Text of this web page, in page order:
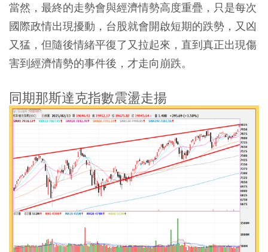
當然，最終的走勢會與經濟情勢高度重疊，只是每次
國際政情出現擾動，台股就會開啟短期的跌勢，又凶
又猛，但隨後情緒平復了又拉起來，直到真正出現傷
害到經濟情勢的事件後，才走向崩跌。
同期那斯達克指數震盪走揚